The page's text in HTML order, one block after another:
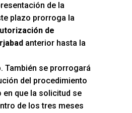
de la
plazo prorroga la
de
anterior hasta la
También se prorrogará
del procedimiento
en que la solicitud se
de los tres meses